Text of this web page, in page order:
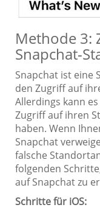
Methode 3:
Snapchat-
Snapchat ist eine
den Zugriff auf
Allerdings kann
Zugriff auf ihren
haben. Wenn
Snapchat
falsche
folgenden
auf Snapchat zu
Schritte für iOS: